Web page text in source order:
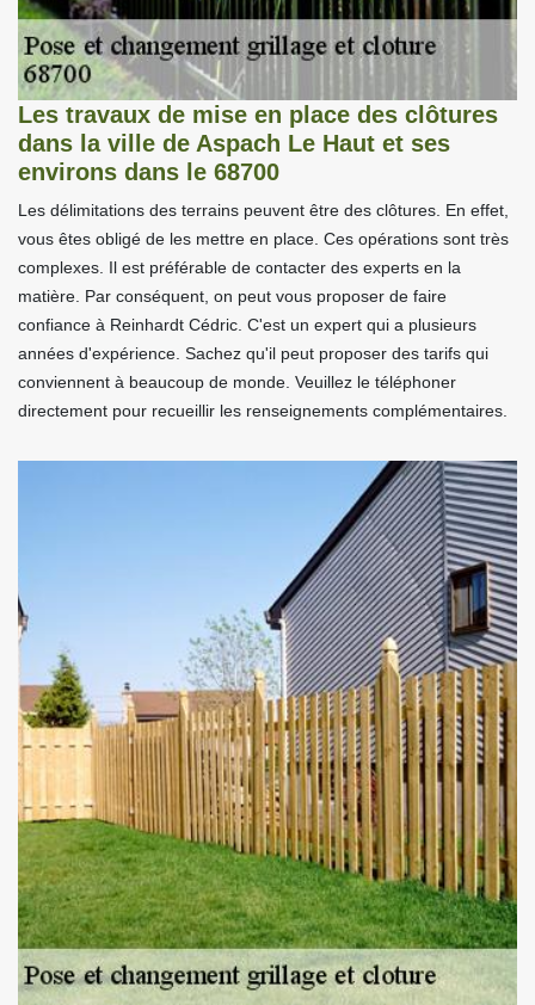
Les travaux de mise en place des clôtures
dans la ville de Aspach Le Haut et ses
environs dans le 68700
Les délimitations des terrains peuvent être des clôtures. En effet,
vous êtes obligé de les mettre en place. Ces opérations sont très
complexes. Il est préférable de contacter des experts en la
matière. Par conséquent, on peut vous proposer de faire
confiance à Reinhardt Cédric. C'est un expert qui a plusieurs
années d'expérience. Sachez qu'il peut proposer des tarifs qui
conviennent à beaucoup de monde. Veuillez le téléphoner
directement pour recueillir les renseignements complémentaires.